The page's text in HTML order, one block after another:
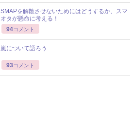
SMAPを解散させないためにはどうするか、スマ
オタが懸命に考える！
94コメント
嵐について語ろう
93コメント